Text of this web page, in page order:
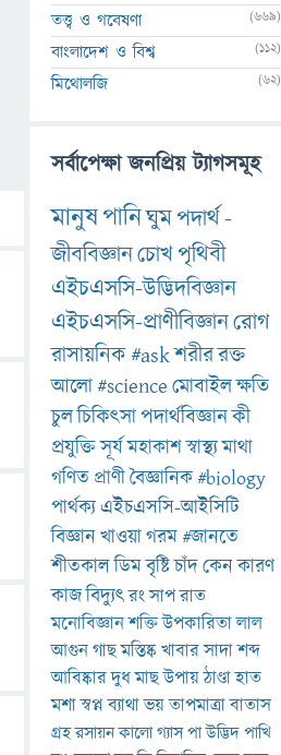
তত্ত্ব ও গবেষণা (669)
বাংলাদেশ ও বিশ্ব (112)
মিথোলজি (62)
সর্বাপেক্ষা জনপ্রিয় ট্যাগসমূহ
মানুষপানিঘুমপদার্থ-
জীববিজ্ঞানচোখপৃথিবী
এইচএসসি-উদ্ভিদবিজ্ঞান
এইচএসসি-প্রাণীবিজ্ঞানরোগ
রাসায়নিক#askশরীররক্ত
আলো#scienceমোবাইলক্ষতি
চুলচিকিৎসাপদার্থবিজ্ঞানকী
প্রযুক্তিসূর্যমহাকাশস্বাস্থ্যমাথা
গণিত প্রাণীবৈজ্ঞানিক#biology
পার্থক্য এইচএসসি-আইসিটি
বিজ্ঞানখাওয়াগরম#জানতে
শীতকালডিমবৃষ্টিচাঁদকেনকারণ
কাজবিদ্যুৎরংসাপরাত
মনোবিজ্ঞানশক্তিউপকারিতালাল
আগুনগাছমস্তিষ্কখাবারসাদাশব্দ
আবিষ্কারদুধমাছউপায়ঠাণ্ডাহাত
মশাস্বপ্নব্যাথাভয়তাপমাত্রাবাতাস
গ্রহরসায়নকালোগ্যাসপাউদ্ভিদপাখি